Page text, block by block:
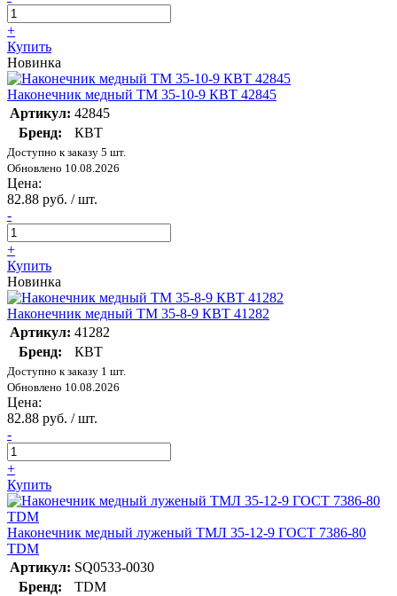
+
Купить
Новинка
Наконечник медный ТМ 35-10-9 КВТ 42845
Артикул: 42845
Бренд:
КВТ
Доступно к заказу 5 шт.
Обновлено 10.08.2026
Цена:
82.88 руб. / шт.
-
+
Купить
Новинка
Наконечник медный ТМ 35-8-9 КВТ 41282
Артикул: 41282
Бренд:
КВТ
Доступно к заказу 1 шт.
Обновлено 10.08.2026
Цена:
82.88 руб. / шт.
-
+
Купить
Наконечник медный луженый ТМЛ 35-12-9 ГОСТ 7386-80
TDM
Артикул: SQ0533-0030
Бренд:
TDM